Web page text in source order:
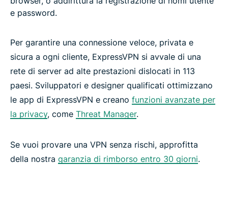
e password.
Per garantire una connessione veloce, privata e
sicura a ogni cliente, ExpressVPN si avvale di una
rete di server ad alte prestazioni dislocati in 113
paesi. Sviluppatori e designer qualificati ottimizzano
le app di ExpressVPN e creano funzioni avanzate per
la privacy, come Threat Manager.
Se vuoi provare una VPN senza rischi, approfitta
della nostra garanzia di rimborso entro 30 giorni.